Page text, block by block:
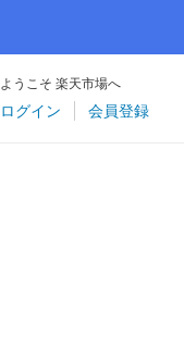
ようこそ 楽天市場へ
ログイン 会員登録